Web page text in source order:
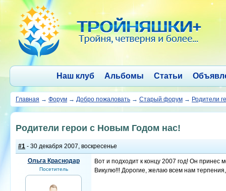
Наш клуб Альбомы Статьи
Главная → Форум → Добро пожаловать → Старый форум → Родители
Родители герои с Новым Годом нас!
#1 - 30 декабря 2007, воскресенье
Ольга Краснодар
Посетитель
Вот и подходит к концу 2007 год! Он
Викулю!!! Дорогие, желаю всем нам